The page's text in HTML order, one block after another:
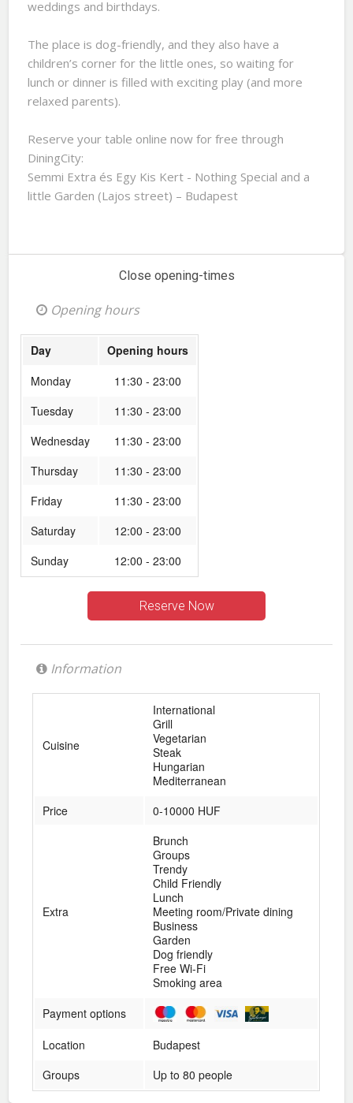
weddings and birthdays.
The place is dog-friendly, and they also have a
children’s corner for the little ones, so waiting for
lunch or dinner is filled with exciting play (and more
relaxed parents).
Reserve your table online now for free through
DiningCity:
Semmi Extra és Egy Kis Kert - Nothing Special and a
little Garden (Lajos street) – Budapest
Close opening-times
Opening hours
Day
Opening hours
Monday
11:30 - 23:00
Tuesday
11:30 - 23:00
Wednesday
11:30 - 23:00
Thursday
11:30 - 23:00
Friday
11:30 - 23:00
Saturday
12:00 - 23:00
Sunday
12:00 - 23:00
Reserve Now
Information
Cuisine
International
Grill
Vegetarian
Steak
Hungarian
Mediterranean
Price
0-10000 HUF
Extra
Brunch
Groups
Trendy
Child Friendly
Lunch
Meeting room/Private dining
Business
Garden
Dog friendly
Free Wi-Fi
Smoking area
Payment options
Location
Budapest
Groups
Up to 80 people